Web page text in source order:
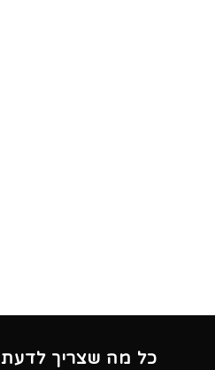
כל מה שצריך לדעת